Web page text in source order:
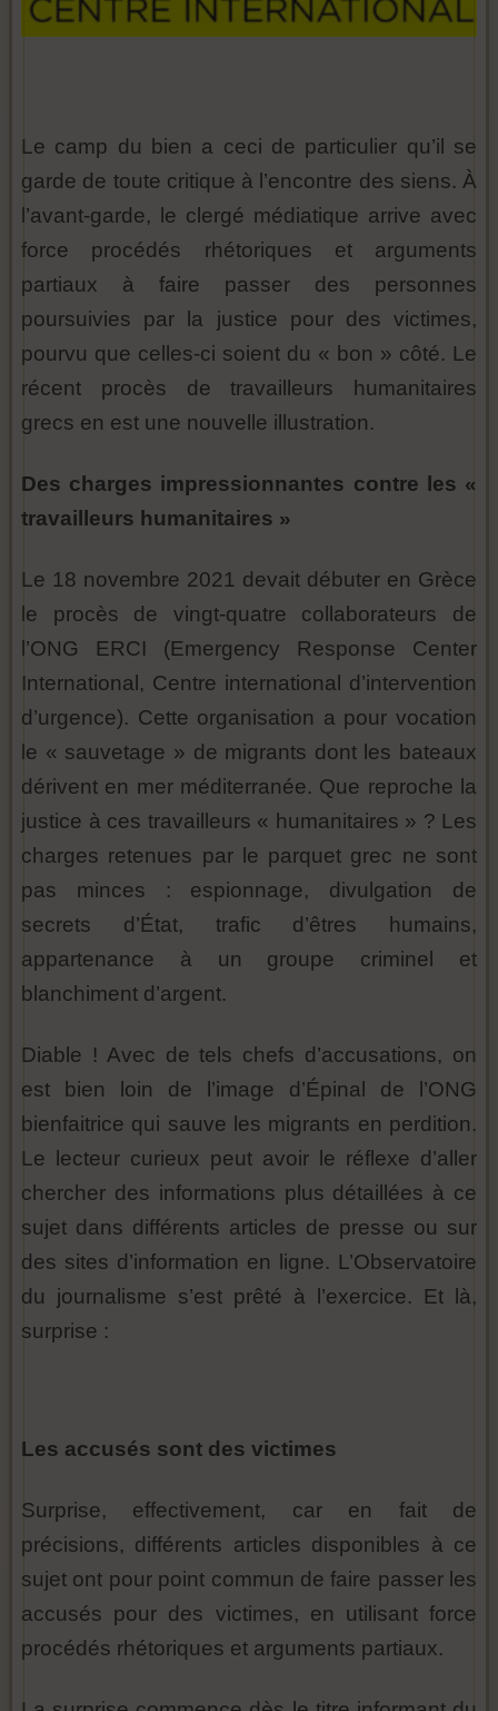
Le camp du bien a ceci de particulier qu’il se
garde de toute critique à l’encontre des siens. À
l’avant-garde, le clergé médiatique arrive avec
force procédés rhétoriques et arguments
partiaux à faire passer des personnes
poursuivies par la justice pour des victimes,
pourvu que celles-ci soient du « bon » côté. Le
récent procès de travailleurs humanitaires
grecs en est une nouvelle illustration.
Des charges impressionnantes contre les «
travailleurs humanitaires »
Le 18 novembre 2021 devait débuter en Grèce
le procès de vingt-quatre collaborateurs de
l’ONG ERCI (Emergency Response Center
International, Centre international d’intervention
d’urgence). Cette organisation a pour vocation
le « sauvetage » de migrants dont les bateaux
dérivent en mer méditerranée. Que reproche la
justice à ces travailleurs « humanitaires » ? Les
charges retenues par le parquet grec ne sont
pas minces : espionnage, divulgation de
secrets d’État, trafic d’êtres humains,
appartenance à un groupe criminel et
blanchiment d’argent.
Diable ! Avec de tels chefs d’accusations, on
est bien loin de l’image d’Épinal de l’ONG
bienfaitrice qui sauve les migrants en perdition.
Le lecteur curieux peut avoir le réflexe d’aller
chercher des informations plus détaillées à ce
sujet dans différents articles de presse ou sur
des sites d’information en ligne. L’Observatoire
du journalisme s’est prêté à l’exercice. Et là,
surprise :
Les accusés sont des victimes
Surprise, effectivement, car en fait de
précisions, différents articles disponibles à ce
sujet ont pour point commun de faire passer les
accusés pour des victimes, en utilisant force
procédés rhétoriques et arguments partiaux.